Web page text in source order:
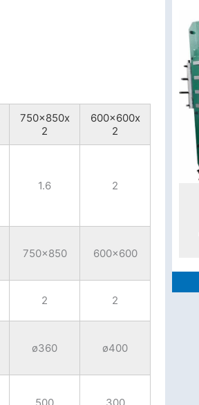
750x850x
2
600x600x
2
1.6 2
750x850 600x600
2 2
ø360 ø400